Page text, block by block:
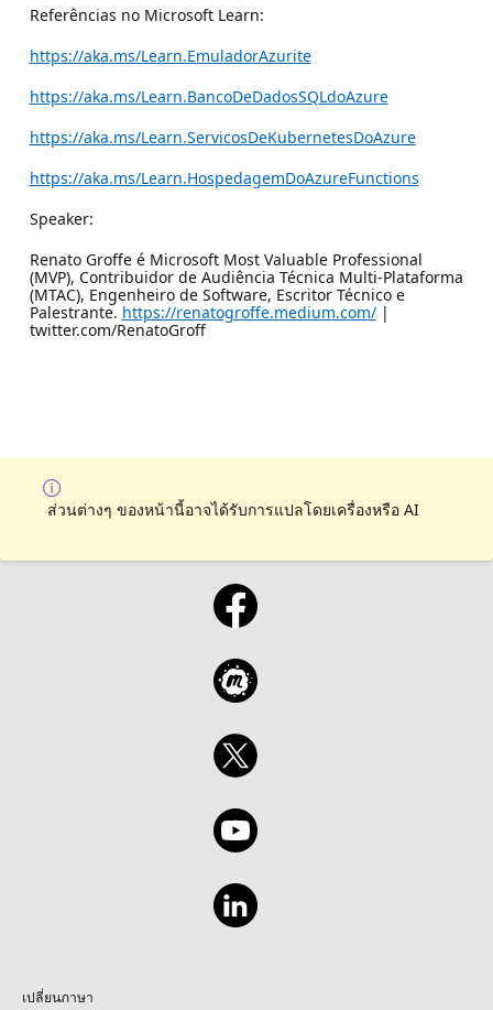
Referências no Microsoft Learn:
https://aka.ms/Learn.EmuladorAzurite
https://aka.ms/Learn.BancoDeDadosSQLdoAzure
https://aka.ms/Learn.ServicosDeKubernetesDoAzure
https://aka.ms/Learn.HospedagemDoAzureFunctions
Speaker:
Renato Groffe é Microsoft Most Valuable Professional
(MVP), Contribuidor de Audiência Técnica Multi-Plataforma
(MTAC), Engenheiro de Software, Escritor Técnico e
Palestrante. https://renatogroffe.medium.com/|
twitter.com/RenatoGroff
ส่วนต่างๆ ของหน้านี้อาจได้รับการแปลโดยเครื่องหรือ AI
เปลี่ยนภาษา